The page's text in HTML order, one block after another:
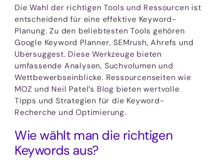
Die Wahl der richtigen Tools und Ressourcen ist
entscheidend für eine effektive Keyword-
Planung. Zu den beliebtesten Tools gehören
Google Keyword Planner, SEMrush, Ahrefs und
Ubersuggest. Diese Werkzeuge bieten
umfassende Analysen, Suchvolumen und
Wettbewerbseinblicke. Ressourcenseiten wie
MOZ und Neil Patel’s Blog bieten wertvolle
Tipps und Strategien für die Keyword-
Recherche und Optimierung.
Wie wählt man die richtigen
Keywords aus?